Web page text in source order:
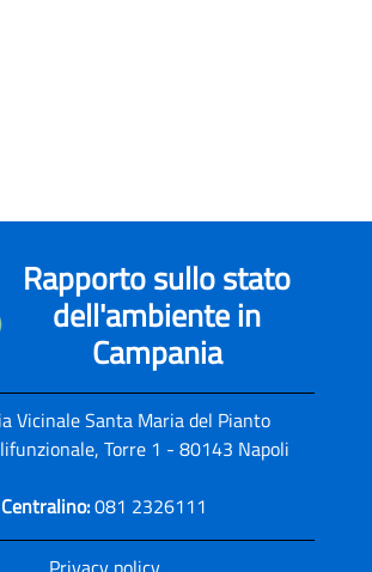
Rapporto sullo stato
dell'ambiente in
Campania
Vicinale Santa Maria del Pianto
Torre 1 - 80143 Napoli
Centralino:081 2326111